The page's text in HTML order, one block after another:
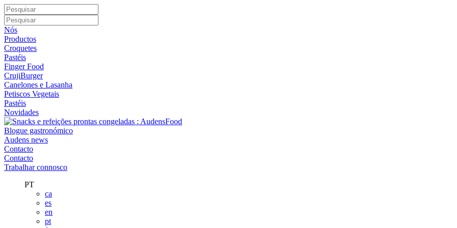
Nós
Productos
Croquetes
Pastéis
Finger Food
CrujiBurger
Canelones e Lasanha
Petiscos Vegetais
Pastéis
Novidades
Blogue gastronómico
Audens news
Contacto
Contacto
Trabalhar connosco
PT
ca
es
en
pt